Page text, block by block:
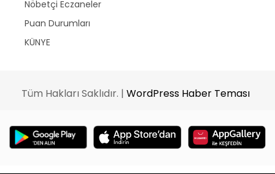
Nöbetçi Eczaneler
Puan Durumları
KÜNYE
Tüm Hakları Saklıdır. | WordPress Haber Teması